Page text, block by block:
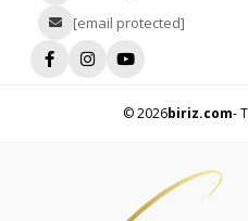
[email protected]
© 2026biriz.com-